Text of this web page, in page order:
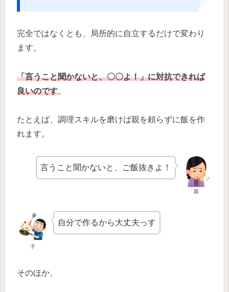
完全ではなくとも、局所的に自立するだけで変わり
ます。
「言うこと聞かないと、〇〇よ！」に対抗できれば
良いのです。
たとえば、調理スキルを磨けば親を頼らずに飯を作
れます。
親
言うこと聞かないと、ご飯抜きよ！
子
自分で作るから大丈夫っす
そのほか、